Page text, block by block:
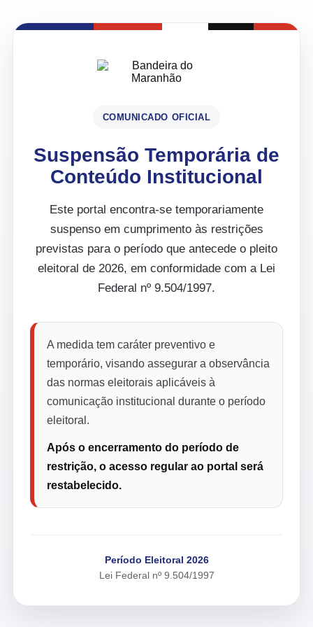
COMUNICADO OFICIAL
Suspensão Temporária de
Conteúdo Institucional
Este portal encontra-se temporariamente
suspenso em cumprimento às restrições
previstas para o período que antecede o pleito
eleitoral de 2026, em conformidade com a Lei
Federal nº 9.504/1997.
A medida tem caráter preventivo e
temporário, visando assegurar a observância
das normas eleitorais aplicáveis à
comunicação institucional durante o período
eleitoral.
Após o encerramento do período de
restrição, o acesso regular ao portal será
restabelecido.
Período Eleitoral 2026
Lei Federal nº 9.504/1997